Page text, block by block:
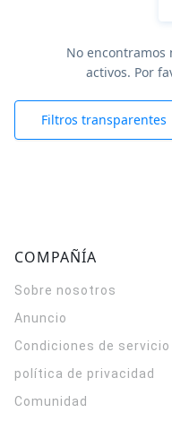
No
activos. Por
Filtros transparentes
COMPAÑÍA
Sobre nosotros
Anuncio
Condiciones de servicio
política de privacidad
Comunidad